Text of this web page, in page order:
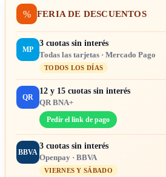
% FERIA DE DESCUENTOS
MP
3 cuotas sin interés
Todas las tarjetas · Mercado Pago
TODOS LOS DÍAS
QR
12 y 15 cuotas sin interés
QR BNA+
Pedír el link de pago
BBVA
3 cuotas sin interés
Openpay · BBVA
VIERNES Y SÁBADO